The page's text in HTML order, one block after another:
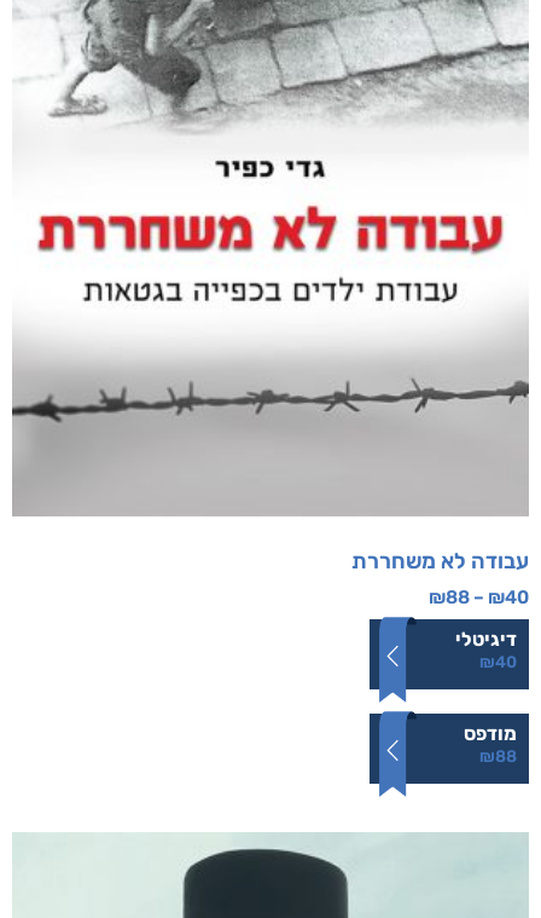
עבודה לא משחררת
₪40
–
₪88
דיגיטלי
₪40
מודפס
₪88